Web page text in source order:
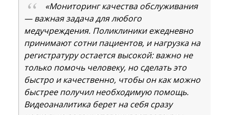
«Мониторинг качества обслуживания
— важная задача для любого
медучреждения. Поликлиники ежедневно
принимают сотни пациентов, и нагрузка на
регистратуру остается высокой: важно не
только помочь человеку, но сделать это
быстро и качественно, чтобы он как можно
быстрее получил необходимую помощь.
Видеоаналитика берет на себя сразу